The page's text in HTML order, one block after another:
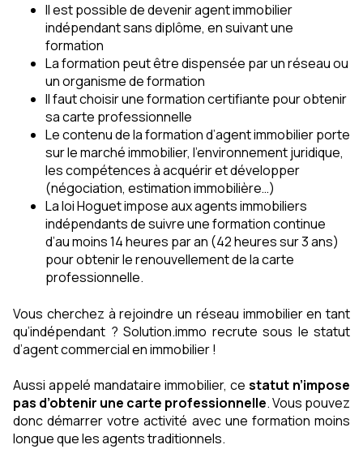
Il est possible de devenir agent immobilier
indépendant sans diplôme, en suivant une
formation
La formation peut être dispensée par un réseau ou
un organisme de formation
Il faut choisir une formation certifiante pour obtenir
sa carte professionnelle
Le contenu de la formation d’agent immobilier porte
sur le marché immobilier, l’environnement juridique,
les compétences à acquérir et développer
(négociation, estimation immobilière…)
La loi Hoguet impose aux agents immobiliers
indépendants de suivre une formation continue
d’au moins 14 heures par an (42 heures sur 3 ans)
pour obtenir le renouvellement de la carte
professionnelle.
Vous cherchez à rejoindre un réseau immobilier en tant
qu’indépendant ? Solution.immo recrute sous le statut
d’agent commercial en immobilier !
Aussi appelé mandataire immobilier, ce statut n’impose
pas d’obtenir une carte professionnelle. Vous pouvez
donc démarrer votre activité avec une formation moins
longue que les agents traditionnels.